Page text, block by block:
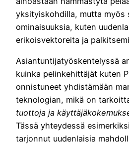
yksityiskohdilla, mutta myös
ominaisuuksia, kuten
erikoisvektoreita ja
Asiantuntijatyöskentelyssä
kuinka pelinkehittäjät kuten
onnistuneet yhdistämään
teknologian, mikä on
tuottoja ja
Tässä yhteydessä
tarjonnut uudenlaisia